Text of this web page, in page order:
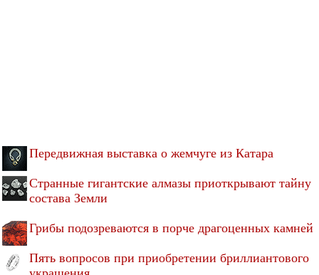
Передвижная выставка о жемчуге из Катара
Странные гигантские алмазы приоткрывают тайну
состава Земли
Грибы подозреваются в порче драгоценных камней
Пять вопросов при приобретении бриллиантового